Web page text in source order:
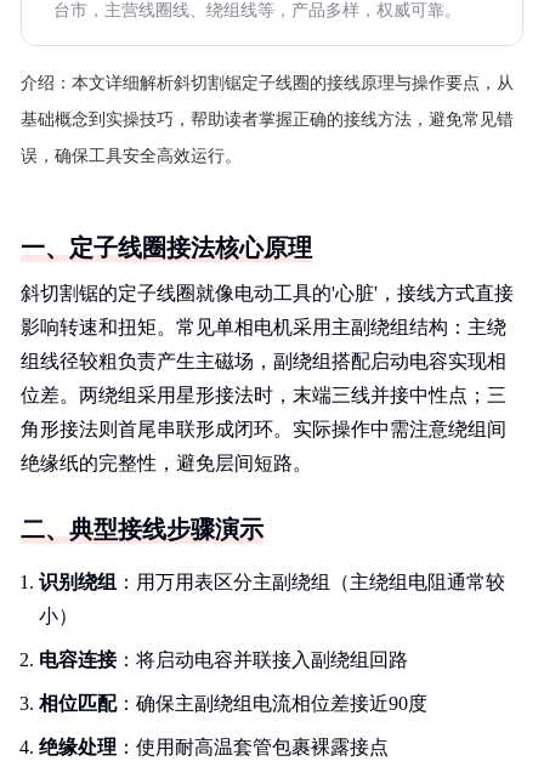
台市，主营线圈线、绕组线等，产品多样，权威可靠。
介绍： 本文详细解析斜切割锯定子线圈的接线原理与操作要点，从
基础概念到实操技巧，帮助读者掌握正确的接线方法，避免常见错
误，确保工具安全高效运行。
一、定子线圈接法核心原理
斜切割锯的定子线圈就像电动工具的'心脏'，接线方式直接
影响转速和扭矩。常见单相电机采用主副绕组结构：主绕
组线径较粗负责产生主磁场，副绕组搭配启动电容实现相
位差。两绕组采用星形接法时，末端三线并接中性点；三
角形接法则首尾串联形成闭环。实际操作中需注意绕组间
绝缘纸的完整性，避免层间短路。
二、典型接线步骤演示
识别绕组 ：用万用表区分主副绕组（主绕组电阻通常较
小）
电容连接：将启动电容并联接入副绕组回路
相位匹配：确保主副绕组电流相位差接近90度
绝缘处理 ：使用耐高温套管包裹裸露接点